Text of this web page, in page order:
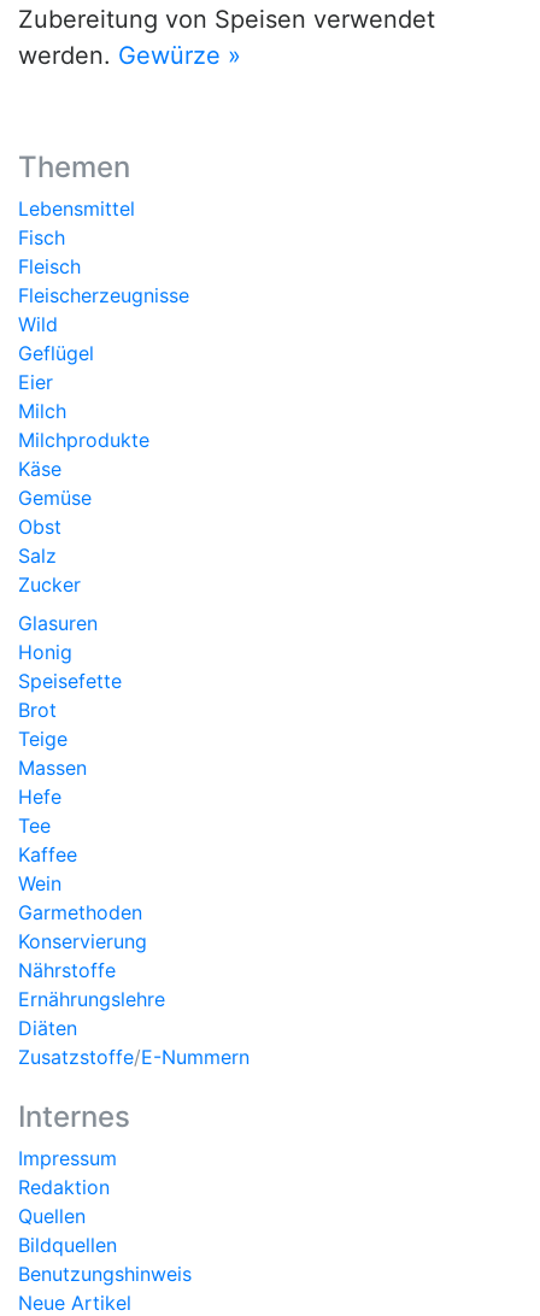
Zubereitung von Speisen verwendet
werden. Gewürze »
Themen
Lebensmittel
Fisch
Fleisch
Fleischerzeugnisse
Wild
Geflügel
Eier
Milch
Milchprodukte
Käse
Gemüse
Obst
Salz
Zucker
Glasuren
Honig
Speisefette
Brot
Teige
Massen
Hefe
Tee
Kaffee
Wein
Garmethoden
Konservierung
Nährstoffe
Ernährungslehre
Diäten
Zusatzstoffe/E-Nummern
Internes
Impressum
Redaktion
Quellen
Bildquellen
Benutzungshinweis
Neue Artikel